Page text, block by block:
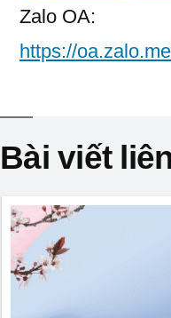
Zalo OA:
https://
Bài viết